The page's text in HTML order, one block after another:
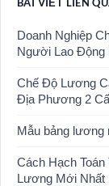
Doanh Nghiệp
Người Lao Động
Chế Độ Lương
Địa Phương 2
Mẫu bảng lương
Cách Hạch
Lương Mới Nhất